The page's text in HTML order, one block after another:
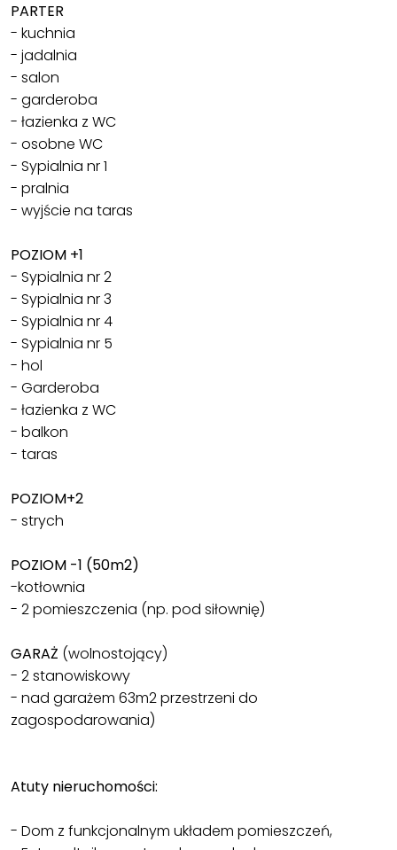
PARTER
- kuchnia
- jadalnia
- salon
- garderoba
- łazienka z WC
- osobne WC
- Sypialnia nr 1
- pralnia
- wyjście na taras
POZIOM +1
- Sypialnia nr 2
- Sypialnia nr 3
- Sypialnia nr 4
- Sypialnia nr 5
- hol
- Garderoba
- łazienka z WC
- balkon
- taras
POZIOM+2
- strych
POZIOM -1 (50m2)
-kotłownia
- 2 pomieszczenia (np. pod siłownię)
GARAŻ (wolnostojący)
- 2 stanowiskowy
- nad garażem 63m2 przestrzeni do
zagospodarowania)
Atuty nieruchomości:
- Dom z funkcjonalnym układem pomieszczeń,